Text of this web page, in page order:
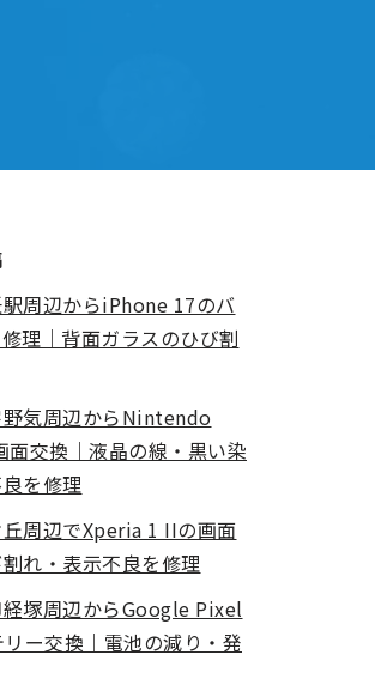
周辺からiPhone 17のバ
理｜背面ガラスのひび割
野気周辺からNintendo
交換｜液晶の線・黒い染
を修理
周辺でXperia 1 IIの画面
れ・表示不良を修理
塚周辺からGoogle Pixel
ー交換｜電池の減り・発